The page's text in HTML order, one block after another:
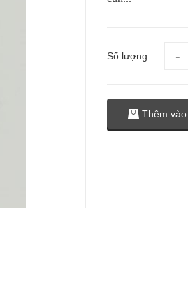
Số lượng:
Thêm